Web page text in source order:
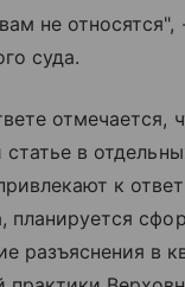
не относятся",
суда.
отмечается,
в
к
планируется
разъяснения в